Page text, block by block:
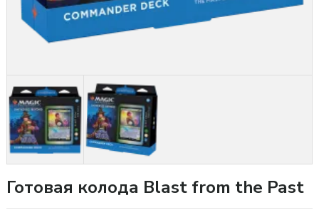
Готовая колода Blast from the Past